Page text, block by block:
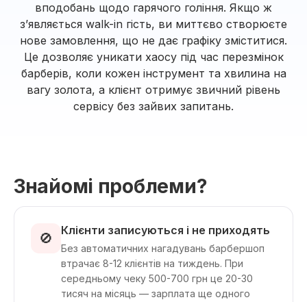
вподобань щодо гарячого гоління. Якщо ж
з’являється walk-in гість, ви миттєво створюєте
нове замовлення, що не дає графіку зміститися.
Це дозволяє уникати хаосу під час перезмінок
барберів, коли кожен інструмент та хвилина на
вагу золота, а клієнт отримує звичний рівень
сервісу без зайвих запитань.
Знайомі проблеми?
🚫 Клієнти записуються і не приходять
Без автоматичних нагадувань барбершоп
втрачає 8-12 клієнтів на тиждень. При
середньому чеку 500-700 грн це 20-30
тисяч на місяць — зарплата ще одного